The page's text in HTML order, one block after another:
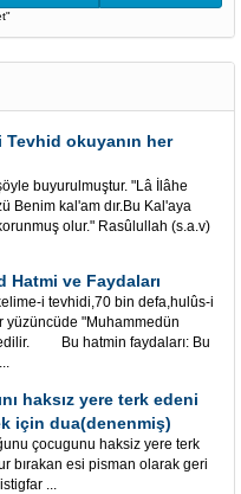
Tevhid okuyanın her
buyurulmuştur. "Lâ İlâhe
Benim kal'am dır.Bu Kal'aya
olur." Rasûlullah (s.a.v)
Hatmi ve Faydaları
i tevhidi,70 bin defa,hulûs-i
yüzüncüde "Muhammedün
Bu hatmin faydaları: Bu
haksız yere terk edeni
için dua(denenmiş)
haksiz yere terk
bırakan esi pisman olarak geri
...